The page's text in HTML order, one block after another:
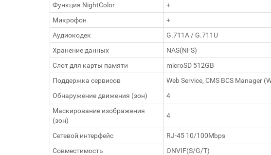
Функция NightColor
+
Микрофон
+
Аудиокодек
G.711A / G.711U
Хранение данных
NAS(NFS)
Слот для карты памяти
microSD 512GB
Поддержка сервисов
Web Service, CMS BCS Manager
Обнаружение движения (зон)
4
Маскирование изображения
(зон)
4
Сетевой интерфейс
RJ-45 10/100Mbps
Совместимость
ONVIF(S/G/T)